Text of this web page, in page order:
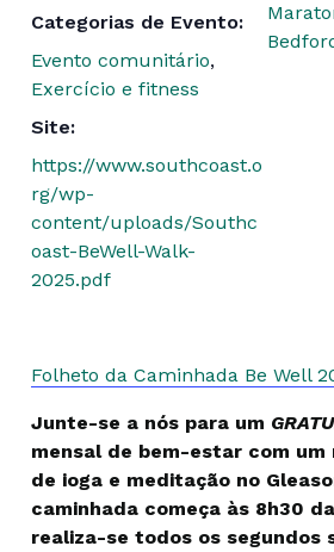
Categorias de Evento:
Evento comunitário,
Exercício e fitness
Site:
https://www.southcoast.o
rg/wp-
content/uploads/Southc
oast-BeWell-Walk-
2025.pdf
Folheto da Caminhada Be Well
Junte-se a nós para um
mensal de bem-estar com um
de ioga e meditação no
caminhada começa às 8h30
realiza-se todos os segundos